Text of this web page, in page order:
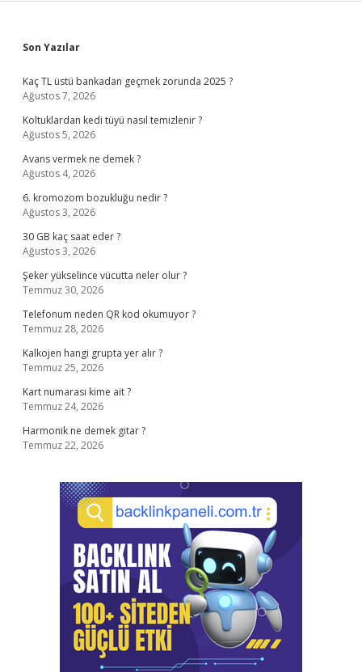
Sidebar
Son Yazılar
Kaç TL üstü bankadan geçmek zorunda 2025 ?
Ağustos 7, 2026
Koltuklardan kedi tüyü nasıl temizlenir ?
Ağustos 5, 2026
Avans vermek ne demek ?
Ağustos 4, 2026
6. kromozom bozukluğu nedir ?
Ağustos 3, 2026
30 GB kaç saat eder ?
Ağustos 3, 2026
Şeker yükselince vücutta neler olur ?
Temmuz 30, 2026
Telefonum neden QR kod okumuyor ?
Temmuz 28, 2026
Kalkojen hangi grupta yer alır ?
Temmuz 25, 2026
Kart numarası kime ait ?
Temmuz 24, 2026
Harmonik ne demek gitar ?
Temmuz 22, 2026